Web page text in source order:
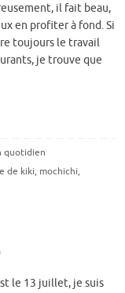
il fait beau,
en profiter à fond. Si
toujours le travail
je trouve que
quotidien
de kiki, mochichi,
le 13 juillet, je suis